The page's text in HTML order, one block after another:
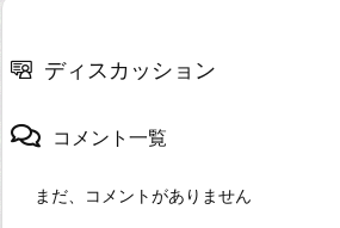
ディスカッション
コメント一覧
まだ、コメントがありません